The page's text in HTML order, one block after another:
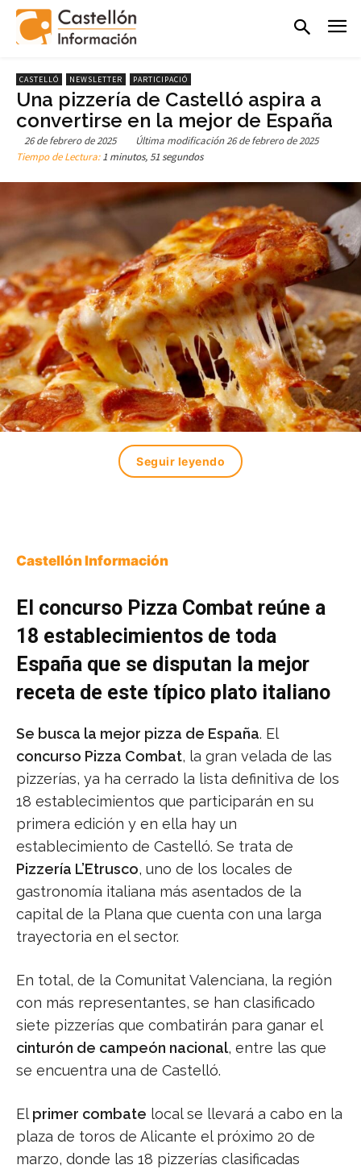
CASTELLÓ NEWSLETTER PARTICIPACIÓ
Una pizzería de Castelló aspira a
convertirse en la mejor de España
26 de febrero de 2025 Última modificación26 de febrero de 2025
Tiempo de Lectura:1 minutos, 51 segundos
Seguir leyendo
Castellón Información
El concurso Pizza Combat reúne a
18 establecimientos de toda
España que se disputan la mejor
receta de este típico plato italiano
Se busca la mejor pizza de España. El
concurso Pizza Combat, la gran velada de las
pizzerías, ya ha cerrado la lista definitiva de los
18 establecimientos que participarán en su
primera edición y en ella hay un
establecimiento de Castelló. Se trata de
Pizzería L’Etrusco, uno de los locales de
gastronomía italiana más asentados de la
capital de la Plana que cuenta con una larga
trayectoria en el sector.
En total, de la Comunitat Valenciana, la región
con más representantes, se han clasificado
siete pizzerías que combatirán para ganar el
cinturón de campeón nacional, entre las que
se encuentra una de Castelló.
Elprimer combate local se llevará a cabo en la
plaza de toros de Alicante el próximo 20 de
marzo, donde las 18 pizzerías clasificadas